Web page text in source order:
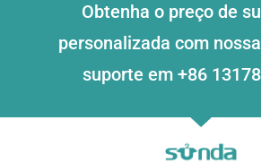
Obtenha o preço de
personalizada com
suporte em +86